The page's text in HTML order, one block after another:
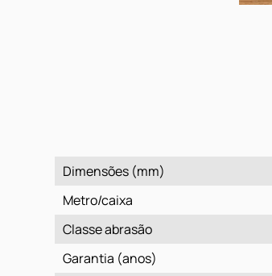
Dimensões (mm)
Metro/caixa
Classe abrasão
Garantia (anos)